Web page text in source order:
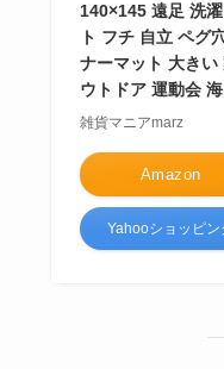
140×145 遠足 洗
ト フチ 自立 ペグ
ナーマット 大き
ウトドア 運動会
雑貨マニアmarz
Amazon
Yahooショッピン